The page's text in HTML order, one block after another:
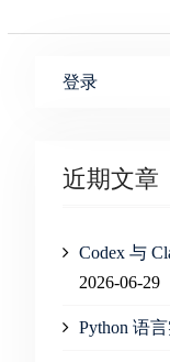
登录
近期文章
Codex 与
2026-06-29
Python 语